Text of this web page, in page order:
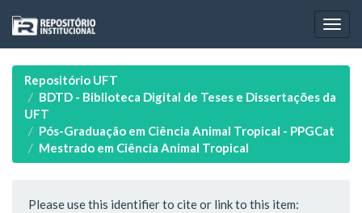
navigation
Repositório UFT
BDTD - Biblioteca Digital de Teses e Dissertações da
UFT
Pós-Graduação em Ciência Animal Tropical - PPGCat
Mestrado em Ciência Animal Tropical
Please use this identifier to cite or link to this item: